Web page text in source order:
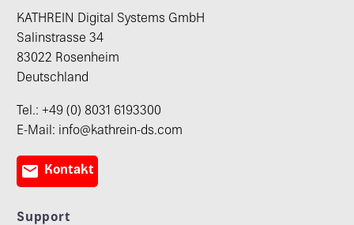
KATHREIN Digital Systems GmbH
Salinstrasse 34
83022 Rosenheim
Deutschland
Tel.: +49 (0) 8031 6193300
E-Mail: info@kathrein-ds.com
 Kontakt
Support